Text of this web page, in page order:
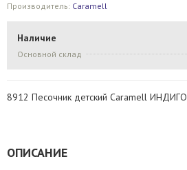
Производитель: Caramell
Наличие
Основной склад
8912 Песочник детский Caramell ИНДИГО
ОПИСАНИЕ